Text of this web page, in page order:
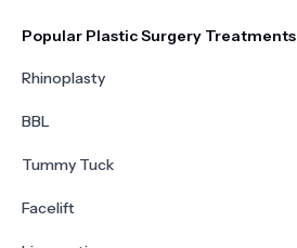
Popular Plastic Surgery Treatments
Rhinoplasty
BBL
Tummy Tuck
Facelift